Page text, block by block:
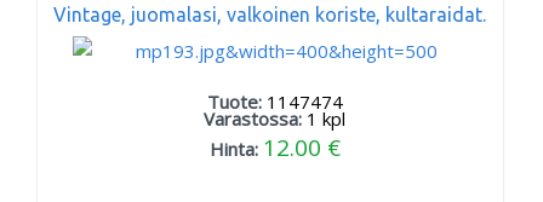
Vintage, juomalasi, valkoinen koriste, kultaraidat.
Tuote: 1147474
Varastossa: 1 kpl
Hinta: 12.00 €